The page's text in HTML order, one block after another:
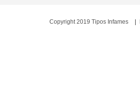
Copyright 2019 Tipos Infames